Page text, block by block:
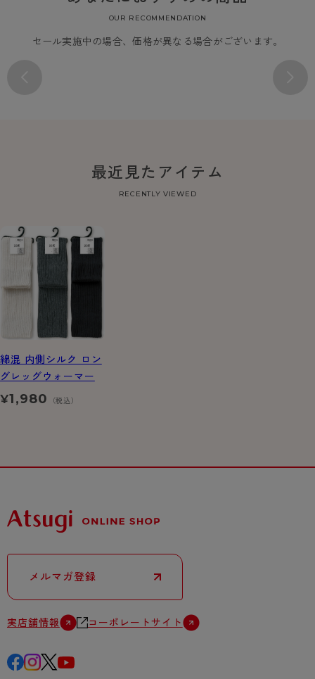
OUR RECOMMENDATION
セール実施中の場合、価格が異なる場合がございます。
最近見たアイテム
RECENTLY VIEWED
綿混 内側シルク ロン
グレッグウォーマー
¥1,980 （税込）
メルマガ登録
実店舗情報 コーポレートサイト